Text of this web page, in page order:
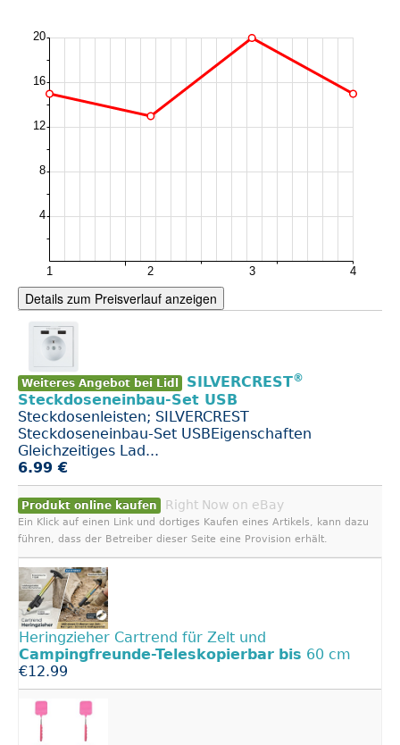
Details zum Preisverlauf anzeigen
Weiteres Angebot bei Lidl SILVERCREST®
Steckdoseneinbau-Set USB
Steckdosenleisten; SILVERCREST
Steckdoseneinbau-Set USBEigenschaften
Gleichzeitiges Lad...
6.99 €
Produkt online kaufen Right Now on eBay
Ein Klick auf einen Link und dortiges Kaufen eines Artikels, kann dazu
führen, dass der Betreiber dieser Seite eine Provision erhält.
Heringzieher Cartrend für Zelt und
Campingfreunde-Teleskopierbar bis 60 cm
€12.99